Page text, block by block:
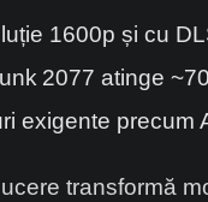
1600p și cu
2077 atinge
exigente precum
transformă